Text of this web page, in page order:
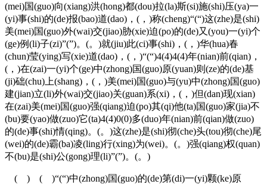
(mei)国(guo)向(xiang)洪(hong)都(dou)拉(la)斯(si)施(shi)压(ya)一
(yi)事(shi)的(de)报(bao)道(dao)，(，)称(cheng)“(“)这(zhe)是(shi)
美(mei)国(guo)外(wai)交(jiao)胁(xie)迫(po)的(de)又(you)一(yi)个
(ge)例(li)子(zi)”(”)。(。)就(jiu)此(ci)事(shi)，(，)华(hua)春
(chun)莹(ying)写(xie)道(dao)，(，)“(“)4(4)4(4)年(nian)前(qian)，
(，)在(zai)一(yi)个(ge)中(zhong)国(guo)原(yuan)则(ze)的(de)基
(ji)础(chu)上(shang)，(，)美(mei)国(guo)与(yu)中(zhong)国(guo)
建(jian)立(li)外(wai)交(jiao)关(guan)系(xi)，(，)但(dan)现(xian)
在(zai)美(mei)国(guo)强(qiang)迫(po)其(qi)他(ta)国(guo)家(jia)不
(bu)要(yao)做(zuo)它(ta)4(4)0(0)多(duo)年(nian)前(qian)做(zuo)
的(de)事(shi)情(qing)。(。)这(zhe)是(shi)彻(che)头(tou)彻(che)尾
(wei)的(de)霸(ba)凌(ling)行(xing)为(wei)。(。)强(qiang)权(quan)
不(bu)是(shi)公(gong)理(li)”(”)。(。)
( ) ( )“(“)中(zhong)国(guo)的(de)第(di)一(yi)颗(ke)原